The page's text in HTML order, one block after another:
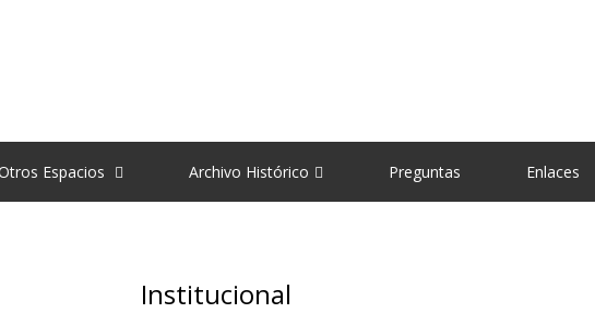
Espacios Archivo Histórico Preguntas Enlaces
Institucional